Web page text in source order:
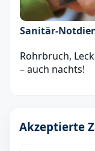
Rohrbruch,
– auch nachts!
Akzeptierte